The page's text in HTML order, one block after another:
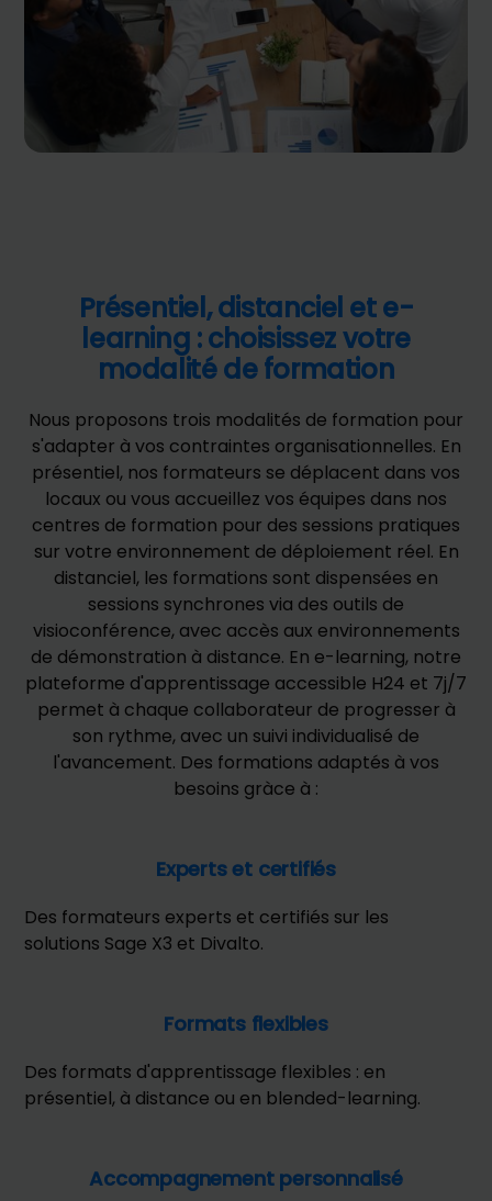
Présentiel, distanciel et e-
learning : choisissez votre
modalité de formation
Nous proposons trois modalités de formation pour
s'adapter à vos contraintes organisationnelles. En
présentiel, nos formateurs se déplacent dans vos
locaux ou vous accueillez vos équipes dans nos
centres de formation pour des sessions pratiques
sur votre environnement de déploiement réel. En
distanciel, les formations sont dispensées en
sessions synchrones via des outils de
visioconférence, avec accès aux environnements
de démonstration à distance. En e-learning, notre
plateforme d'apprentissage accessible H24 et 7j/7
permet à chaque collaborateur de progresser à
son rythme, avec un suivi individualisé de
l'avancement. Des formations adaptés à vos
besoins gràce à :
Experts et certifiés
Des formateurs experts et certifiés sur les
solutions Sage X3 et Divalto.
Formats flexibles
Des formats d'apprentissage flexibles : en
présentiel, à distance ou en blended-learning.
Accompagnement personnalisé